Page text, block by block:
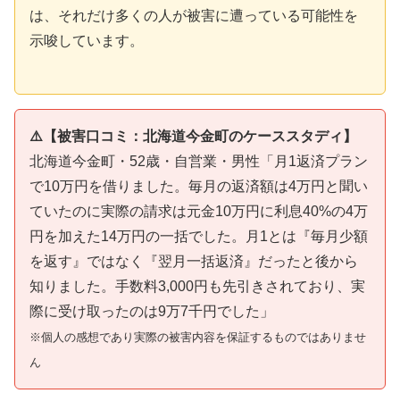
は、それだけ多くの人が被害に遭っている可能性を
示唆しています。
⚠️【被害口コミ：北海道今金町のケーススタディ】
北海道今金町・52歳・自営業・男性「月1返済プラン
で10万円を借りました。毎月の返済額は4万円と聞い
ていたのに実際の請求は元金10万円に利息40%の4万
円を加えた14万円の一括でした。月1とは『毎月少額
を返す』ではなく『翌月一括返済』だったと後から
知りました。手数料3,000円も先引きされており、実
際に受け取ったのは9万7千円でした」
※個人の感想であり実際の被害内容を保証するものではありませ
ん